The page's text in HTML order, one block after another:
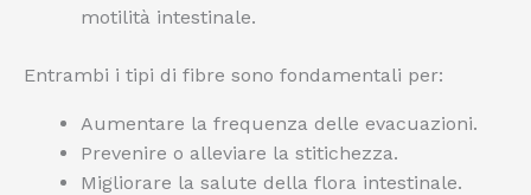
motilità intestinale.
Entrambi i tipi di fibre sono fondamentali per:
Aumentare la frequenza delle evacuazioni.
Prevenire o alleviare la stitichezza.
Migliorare la salute della flora intestinale.